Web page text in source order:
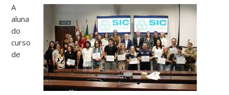
A
aluna
do
curso
de